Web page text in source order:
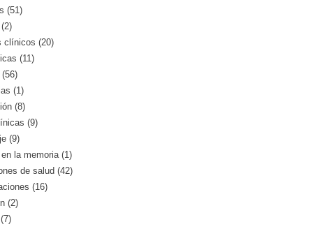
(51)
clínicos (20)
(11)
(1)
(8)
(9)
(9)
la memoria (1)
de salud (42)
(16)
(2)